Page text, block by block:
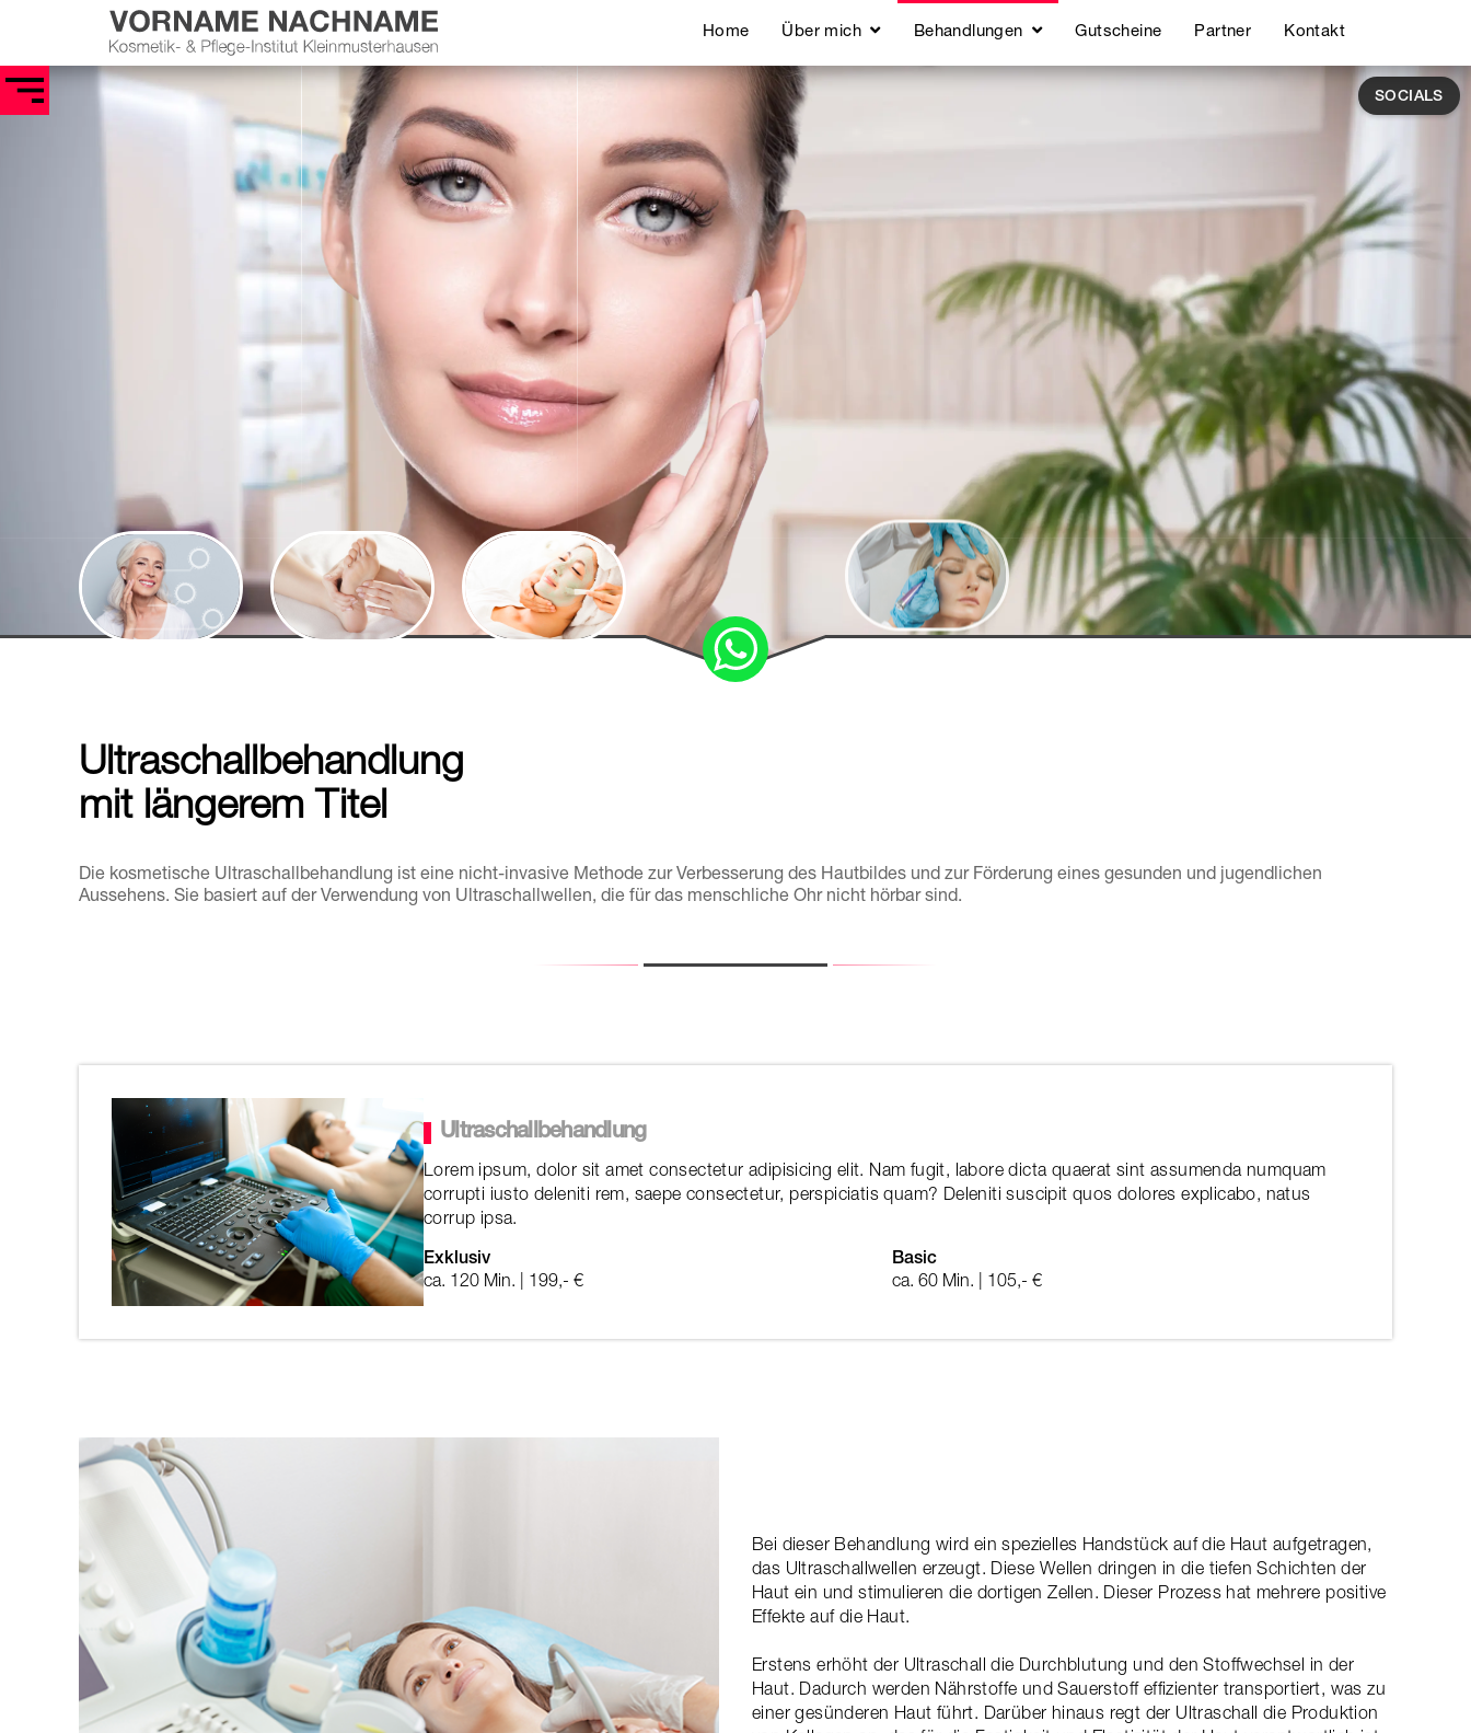
Home Über mich Behandlungen Gutscheine Partner Kontakt
SOCIALS
Ultraschallbehandlung
mit längerem Titel
Die kosmetische Ultraschallbehandlung ist eine nicht-invasive Methode zur Verbesserung des Hautbildes und zur Förderung eines gesunden und jugendlichen
Aussehens. Sie basiert auf der Verwendung von Ultraschallwellen, die für das menschliche Ohr nicht hörbar sind.
Ultraschallbehandlung
Lorem ipsum, dolor sit amet consectetur adipisicing elit. Nam fugit, labore dicta quaerat sint assumenda numquam
corrupti iusto deleniti rem, saepe consectetur, perspiciatis quam? Deleniti suscipit quos dolores explicabo, natus
corrup ipsa.
Exklusiv
ca. 120 Min. | 199,- €
Basic
ca. 60 Min. | 105,- €
Bei dieser Behandlung wird ein spezielles Handstück auf die Haut aufgetragen,
das Ultraschallwellen erzeugt. Diese Wellen dringen in die tiefen Schichten der
Haut ein und stimulieren die dortigen Zellen. Dieser Prozess hat mehrere positive
Effekte auf die Haut.
Erstens erhöht der Ultraschall die Durchblutung und den Stoffwechsel in der
Haut. Dadurch werden Nährstoffe und Sauerstoff effizienter transportiert, was zu
einer gesünderen Haut führt. Darüber hinaus regt der Ultraschall die Produktion